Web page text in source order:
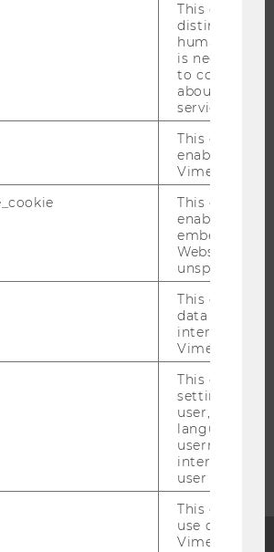
WU GRADUATES
This cookie
distinguish
humans and
is necessary
to collect
about the
service.
This cookie
enable the
Vimeo video
This cookie
enable the
embedding
Website and
unspecified
This cookie
data from
interact with
Vimeo videos.
This cookie
settings
user, e.g.
language,
username as
interaction
user with
This cookie
use of the
Vimeo video